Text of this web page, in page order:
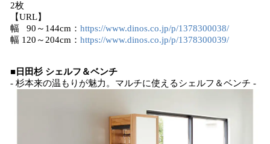
2枚
【URL】
幅 90～144cm： https://www.dinos.co.jp/p/1378300038/
幅 120～204cm： https://www.dinos.co.jp/p/1378300039/
■日田杉 シェルフ＆ベンチ
- 杉本来の温もりが魅力。マルチに使えるシェルフ＆ベンチ -